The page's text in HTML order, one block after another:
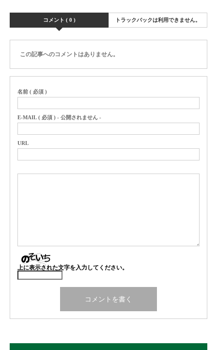
コメント ( 0 ) トラックバックは利用できません。
この記事へのコメントはありません。
名前 ( 必須 )
E-MAIL ( 必須 ) - 公開されません -
URL
上に表示された文字を入力してください。